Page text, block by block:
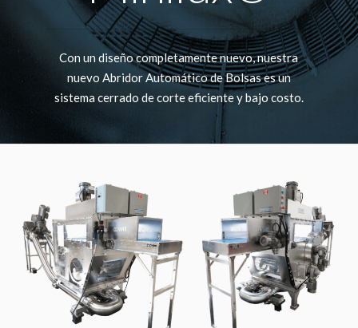
Con un diseño completamente nuevo, nuestra
nuevo Abridor Automático de Bolsas es un
sistema cerrado de corte eficiente y bajo costo.